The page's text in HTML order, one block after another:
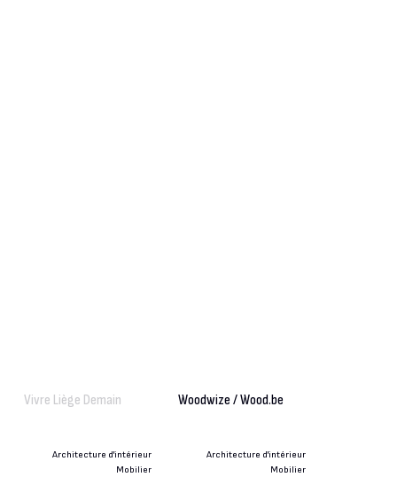
Vivre Liège Demain Woodwize / Wood.be
Architecture d'intérieur
Mobilier
Architecture d'intérieur
Mobilier